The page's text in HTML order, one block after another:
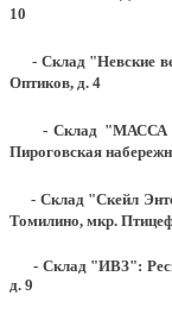
10
- Склад "Невские
Оптиков, д. 4
- Склад "МАССА К":
Пироговская
- Склад "Скейл
Томилино, мкр.
- Склад "ИВЗ":
д. 9